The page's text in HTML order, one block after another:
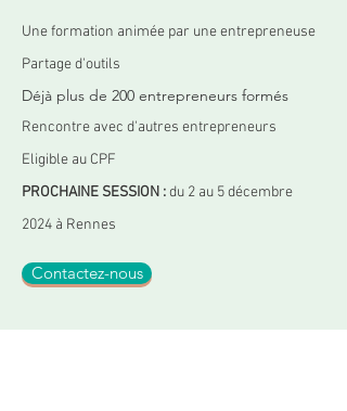
Une formation animée par une entrepreneuse
Partage d'outils
Déjà plus de 200 entrepreneurs formés
Rencontre avec d'autres entrepreneurs
Eligible au CPF
PROCHAINE SESSION :du 2 au 5 décembre
2024 à Rennes
Contactez-nous